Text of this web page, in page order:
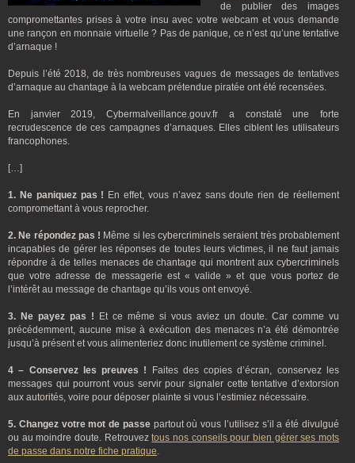
de publier des images
compromettantes prises à votre insu avec votre webcam et vous demande
une rançon en monnaie virtuelle ? Pas de panique, ce n’est qu’une tentative
d’arnaque !
Depuis l’été 2018, de très nombreuses vagues de messages de tentatives
d’arnaque au chantage à la webcam prétendue piratée ont été recensées.
En janvier 2019, Cybermalveillance.gouv.fr a constaté une forte
recrudescence de ces campagnes d’arnaques. Elles ciblent les utilisateurs
francophones.
[…]
1. Ne paniquez pas ! En effet, vous n’avez sans doute rien de réellement
compromettant à vous reprocher.
2. Ne répondez pas ! Même si les cybercriminels seraient très probablement
incapables de gérer les réponses de toutes leurs victimes, il ne faut jamais
répondre à de telles menaces de chantage qui montrent aux cybercriminels
que votre adresse de messagerie est « valide » et que vous portez de
l’intérêt au message de chantage qu’ils vous ont envoyé.
3. Ne payez pas ! Et ce même si vous aviez un doute. Car comme vu
précédemment, aucune mise à exécution des menaces n’a été démontrée
jusqu’à présent et vous alimenteriez donc inutilement ce système criminel.
4 – Conservez les preuves ! Faites des copies d’écran, conservez les
messages qui pourront vous servir pour signaler cette tentative d’extorsion
aux autorités, voire pour déposer plainte si vous l’estimiez nécessaire.
5. Changez votre mot de passepartout où vous l’utilisez s’il a été divulgué
ou au moindre doute. Retrouveztous nos conseils pour bien gérer ses mots
de passe dans notre fiche pratique.